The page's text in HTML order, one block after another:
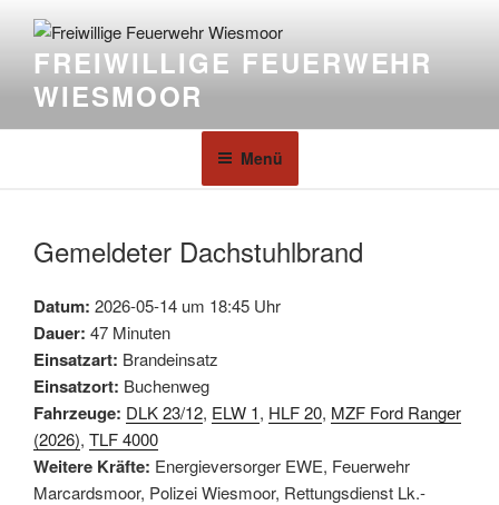
FREIWILLIGE FEUERWEHR
WIESMOOR
Menü
Gemeldeter Dachstuhlbrand
Datum: 2026-05-14 um 18:45 Uhr
Dauer: 47 Minuten
Einsatzart: Brandeinsatz
Einsatzort: Buchenweg
Fahrzeuge: DLK 23/12, ELW 1, HLF 20, MZF Ford Ranger
(2026), TLF 4000
Weitere Kräfte: Energieversorger EWE, Feuerwehr
Marcardsmoor, Polizei Wiesmoor, Rettungsdienst Lk.-